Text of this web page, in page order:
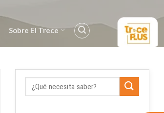
Sobre El Trece